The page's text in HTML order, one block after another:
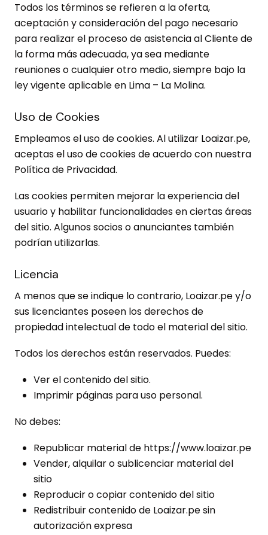
Todos los términos se refieren a la oferta,
aceptación y consideración del pago necesario
para realizar el proceso de asistencia al Cliente de
la forma más adecuada, ya sea mediante
reuniones o cualquier otro medio, siempre bajo la
ley vigente aplicable en Lima – La Molina.
Uso de Cookies
Empleamos el uso de cookies. Al utilizar Loaizar.pe,
aceptas el uso de cookies de acuerdo con nuestra
Política de Privacidad.
Las cookies permiten mejorar la experiencia del
usuario y habilitar funcionalidades en ciertas áreas
del sitio. Algunos socios o anunciantes también
podrían utilizarlas.
Licencia
A menos que se indique lo contrario, Loaizar.pe y/o
sus licenciantes poseen los derechos de
propiedad intelectual de todo el material del sitio.
Todos los derechos están reservados. Puedes:
Ver el contenido del sitio.
Imprimir páginas para uso personal.
No debes:
Republicar material de https://www.loaizar.pe
Vender, alquilar o sublicenciar material del
sitio
Reproducir o copiar contenido del sitio
Redistribuir contenido de Loaizar.pe sin
autorización expresa